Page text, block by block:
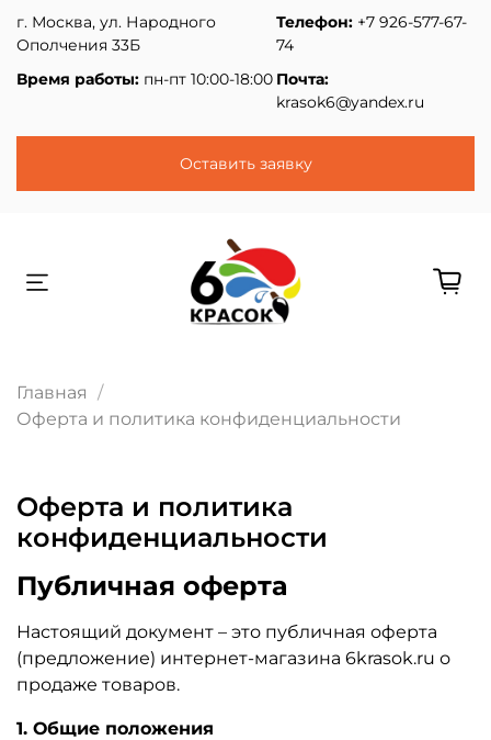
г. Москва, ул. Народного
Ополчения 33Б
Время работы: пн-пт 10:00-18:00
Телефон: +7 926-577-67-
74
Почта:
krasok6@yandex.ru
Оставить заявку
Главная
Оферта и политика конфиденциальности
Оферта и политика
конфиденциальности
Публичная оферта
Настоящий документ – это публичная оферта
(предложение) интернет-магазина 6krasok.ru о
продаже товаров.
1. Общие положения